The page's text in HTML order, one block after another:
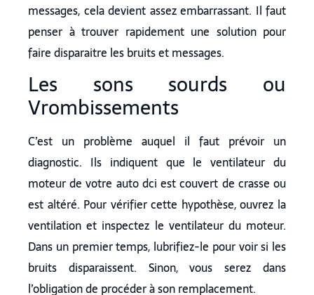
messages, cela devient assez embarrassant. Il faut
penser à trouver rapidement une solution pour
faire disparaitre les bruits et messages.
Les sons sourds ou
Vrombissements
C’est un problème auquel il faut prévoir un
diagnostic. Ils indiquent que le ventilateur du
moteur de votre auto dci est couvert de crasse ou
est altéré. Pour vérifier cette hypothèse, ouvrez la
ventilation et inspectez le ventilateur du moteur.
Dans un premier temps, lubrifiez-le pour voir si les
bruits disparaissent. Sinon, vous serez dans
l’obligation de procéder à son remplacement.